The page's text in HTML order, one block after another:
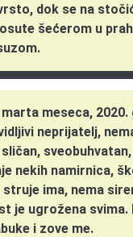
dok se na
šećerom u
meseca, 2020.
neprijatelj,
nekih namirnica,
struje ima, nema
je ugrožena svima.
i zove me.